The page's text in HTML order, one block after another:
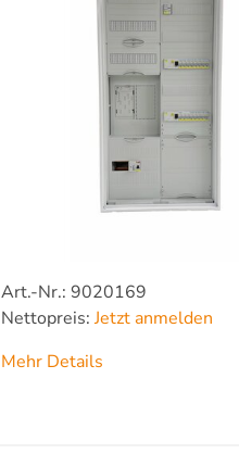
Art.-Nr.: 9020169
Nettopreis:Jetzt anmelden
Mehr Details